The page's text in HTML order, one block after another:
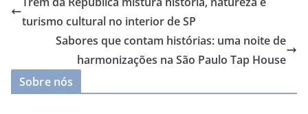
turismo cultural no interior de SP
Sabores que contam histórias: uma noite de
harmonizações na São Paulo Tap House
Sobre nós